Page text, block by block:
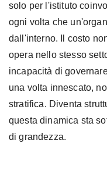
solo per l'istituto
ogni volta che
dall'interno. Il costo
opera nello stesso
incapacità di
una volta innescato,
stratifica. Diventa
questa dinamica sta
di grandezza.